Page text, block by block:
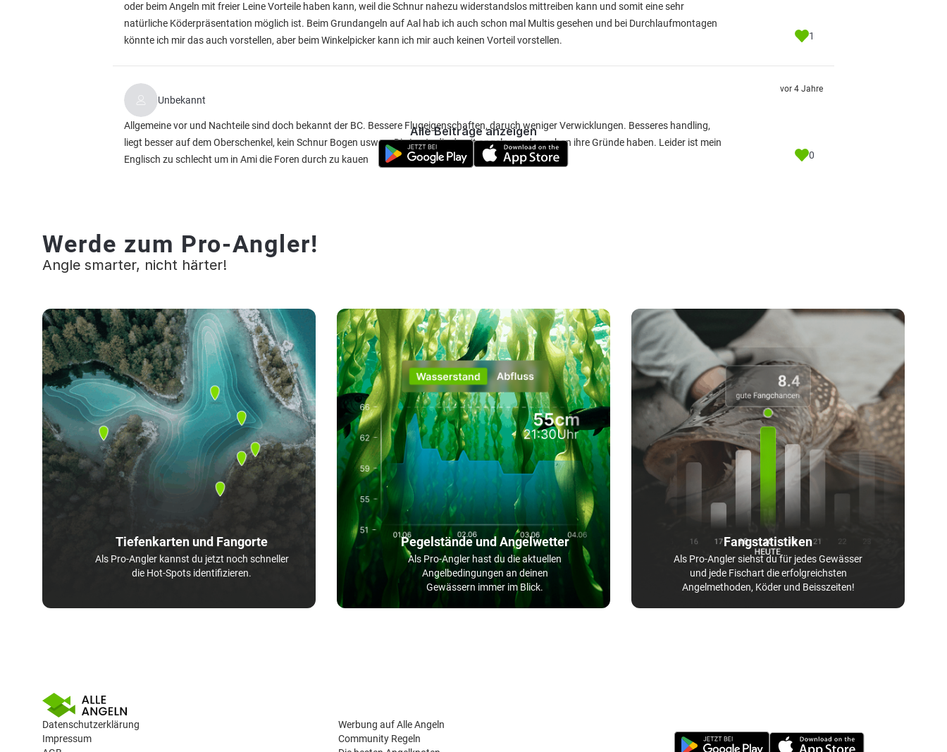
oder beim Angeln mit freier Leine Vorteile haben kann, weil die Schnur nahezu widerstandslos mittreiben kann und somit eine sehr
natürliche Köderpräsentation möglich ist. Beim Grundangeln auf Aal hab ich auch schon mal Multis gesehen und bei Durchlaufmontagen
könnte ich mir das auch vorstellen, aber beim Winkelpicker kann ich mir auch keinen Vorteil vorstellen.
1
Unbekannt
Allgemeine vor und Nachteile sind doch bekannt der BC. Bessere Flugeigenschaften, daruch weniger Verwicklungen. Besseres handling,
liegt besser auf dem Oberschenkel, kein Schnur Bogen usw..... Die Leute die damit angeln werden schon ihre Gründe haben. Leider ist mein
Englisch zu schlecht um in Ami die Foren durch zu kauen
vor 4 Jahre
0
Alle Beiträge anzeigen
Werde zum Pro-Angler!
Angle smarter, nicht härter!
Tiefenkarten und Fangorte
Als Pro-Angler kannst du jetzt noch schneller
die Hot-Spots identifizieren.
Pegelstände und Angelwetter
Als Pro-Angler hast du die aktuellen
Angelbedingungen an deinen
Gewässern immer im Blick.
Fangstatistiken
Als Pro-Angler siehst du für jedes Gewässer
und jede Fischart die erfolgreichsten
Angelmethoden, Köder und Beisszeiten!
Datenschutzerklärung
Impressum
Werbung auf Alle Angeln
Community Regeln